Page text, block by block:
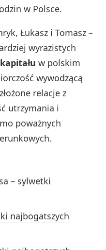
w Polsce.
Łukasz i Tomasz –
wyrazistych
w polskim
wywodzącą
relacje z
utrzymania i
poważnych
– sylwetki
najbogatszych